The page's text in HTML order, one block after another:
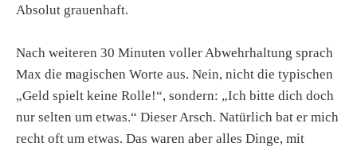
Absolut grauenhaft.
Nach weiteren 30 Minuten voller Abwehrhaltung sprach
Max die magischen Worte aus. Nein, nicht die typischen
„Geld spielt keine Rolle!“, sondern: „Ich bitte dich doch
nur selten um etwas.“ Dieser Arsch. Natürlich bat er mich
recht oft um etwas. Das waren aber alles Dinge, mit